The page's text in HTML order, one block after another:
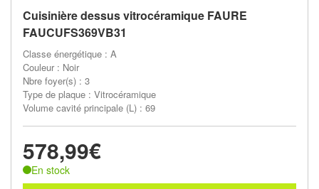
Cuisinière dessus vitrocéramique FAURE
FAUCUFS369VB31
Classe énergétique : A
Couleur : Noir
Nbre foyer(s) : 3
Type de plaque : Vitrocéramique
Volume cavité principale (L) : 69
578,99€
En stock